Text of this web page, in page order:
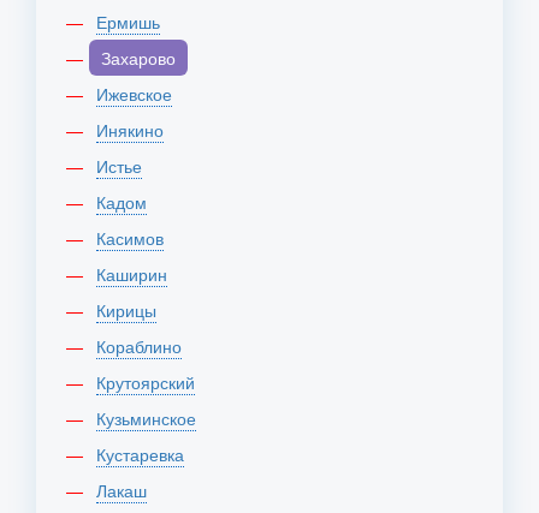
Ермишь
Захарово
Ижевское
Инякино
Истье
Кадом
Касимов
Каширин
Кирицы
Кораблино
Крутоярский
Кузьминское
Кустаревка
Лакаш